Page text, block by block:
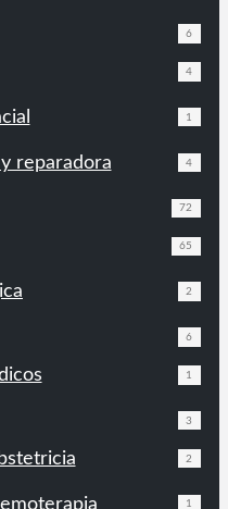
6
4
1
reparadora 4
72
65
2
6
1
3
2
1